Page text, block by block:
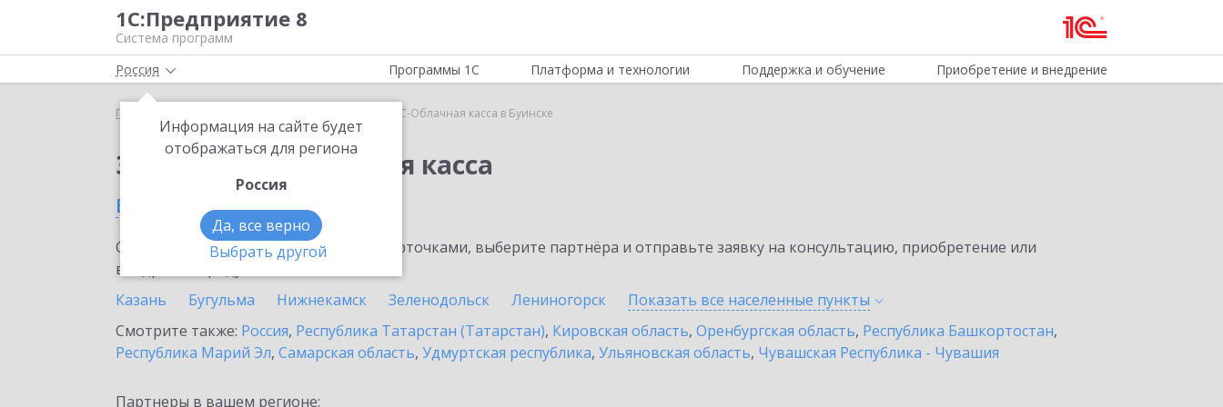
1С:Предприятие 8
Система программ
Россия
Информация на сайте будет
отображаться для региона
Россия
Да, все верно
Выбрать другой
Программы 1С Платформа и технологии Поддержка и обучение Приобретение и внедрение
Главная 1С-Облачная касса в Буинске
Заказать 1С-Облачная касса
в Буинске
Ознакомьтесь с информационными карточками, выберите партнёра и отправьте заявку на консультацию, приобретение или
внедрение продукта.
Казань
Бугульма Нижнекамск Зеленодольск Лениногорск Показать все населенные пункты
Смотрите также: Россия, Республика Татарстан (Татарстан), Кировская область, Оренбургская область, Республика Башкортостан,
Республика Марий Эл, Самарская область, Удмуртская республика, Ульяновская область, Чувашская Республика - Чувашия
Партнеры в вашем регионе: